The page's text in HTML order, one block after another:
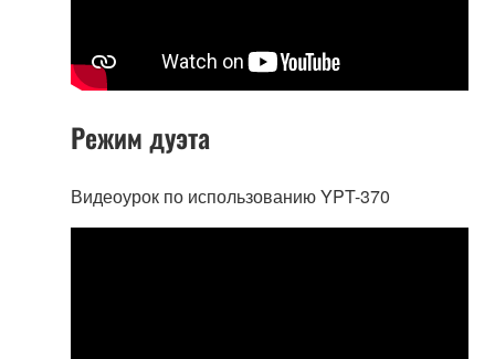
Режим дуэта
Видеоурок по использованию YPT-370